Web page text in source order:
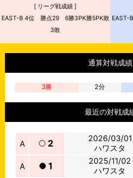
[ リーグ戦成績 ]
EAST-B 4位 勝点29 6勝3PK勝5PK敗
3敗
EAST-
通算対戦成績
3勝 2分
最近の対戦成
A 2
2026/03/01
ハワスタ
A 1
2025/11/02
ハワスタ